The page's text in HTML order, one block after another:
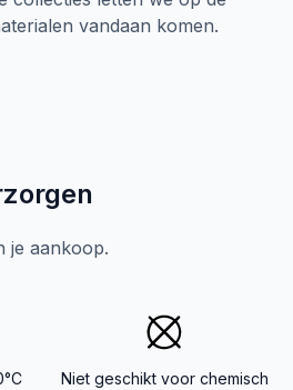
vandaan komen.
je aankoop.
Niet geschikt voor chemisch